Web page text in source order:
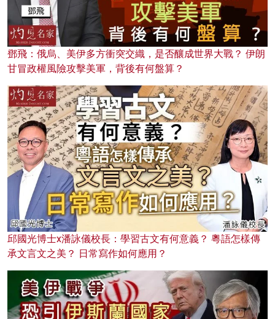
鄧飛：俄烏、美伊多方衝突交織，是否釀成世界大戰？ 伊朗
甘冒政權風險攻擊美軍，背後有何盤算？
邱國光博士x潘詠儀校長：學習古文有何意義？ 粵語怎樣傳
承文言文之美？ 日常寫作如何應用？